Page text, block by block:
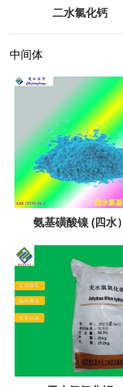
二水氯化钙
中间体
氨基磺酸镍 (四水）